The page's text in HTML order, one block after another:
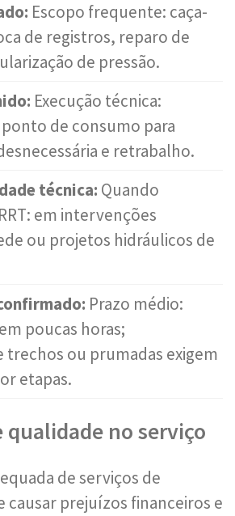
Escopo frequente: caça-
de registros, reparo de
de pressão.
Execução técnica:
de consumo para
e retrabalho.
técnica: Quando
em intervenções
ou projetos hidráulicos de
Prazo médio:
poucas horas;
trechos ou prumadas exigem
etapas.
qualidade no serviço
de serviços de
causar prejuízos financeiros e